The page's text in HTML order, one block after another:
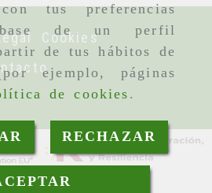
tus preferencias
de un perfil
de tus hábitos de
ejemplo, páginas
de cookies .
RECHAZAR
Cookies